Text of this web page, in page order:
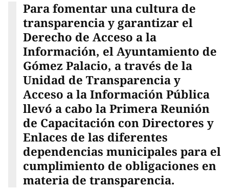
Para fomentar una cultura de
transparencia y garantizar el
Derecho de Acceso a la
Información, el Ayuntamiento de
Gómez Palacio, a través de la
Unidad de Transparencia y
Acceso a la Información Pública
llevó a cabo la Primera Reunión
de Capacitación con Directores y
Enlaces de las diferentes
dependencias municipales para el
cumplimiento de obligaciones en
materia de transparencia.